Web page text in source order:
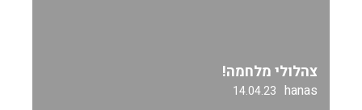
צהלולי מלחמה!
hanas
14.04.23